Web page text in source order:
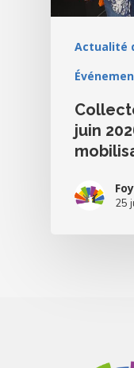
Actualité
juin
25